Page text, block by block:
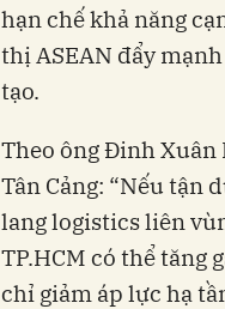
hạn chế khả năng
thị ASEAN đẩy
tạo.
Theo ông Đinh
Tân Cảng: “Nếu tận
lang logistics liên
TP.HCM có thể tăng
chỉ giảm áp lực hạ